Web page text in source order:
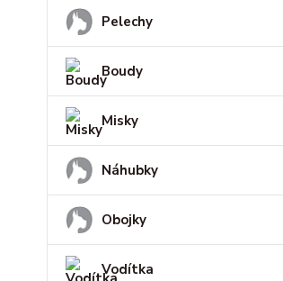
Pelechy
Boudy
Misky
Náhubky
Obojky
Vodítka